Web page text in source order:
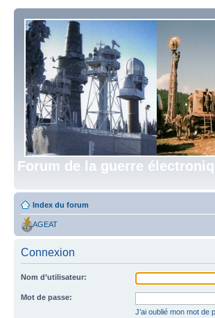
Forum de la guerre
Index du forum
AGEAT
Connexion
Nom d’utilisateur:
Mot de passe:
J’ai oublié mon mot de